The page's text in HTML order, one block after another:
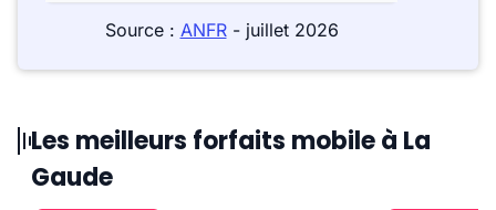
Source : ANFR- juillet 2026
Les meilleurs forfaits mobile à La
Gaude